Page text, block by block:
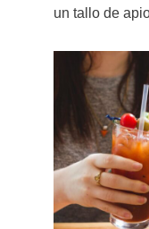
un tallo de